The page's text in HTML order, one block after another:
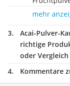
mehr
Acai-Pulver-
richtige
oder Vergleich
Kommentare